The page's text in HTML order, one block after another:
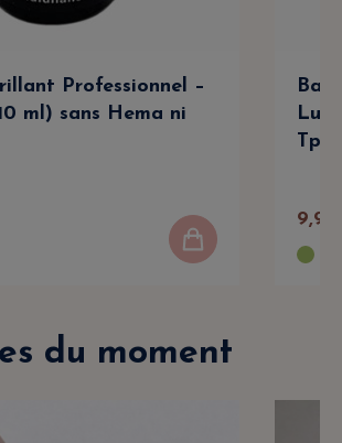
Professionnel –
ml) sans Hema ni
Tpo
9,90
du moment